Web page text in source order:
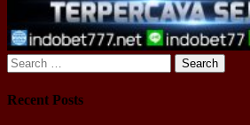
Search
for:
Recent Posts